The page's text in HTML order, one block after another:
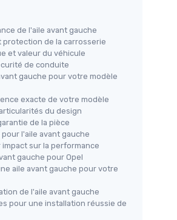
gauche Opel Insignia A
avec Opel Insignia A 2008-
pour un ajustement
produit pour remplacement
de l'aile avant gauche
de la carrosserie
et valeur du véhicule
de conduite
gauche pour votre modèle
exacte de votre modèle
du design
de la pièce
l'aile avant gauche
sur la performance
gauche pour Opel
aile avant gauche pour votre
de l'aile avant gauche
pour une installation réussie de